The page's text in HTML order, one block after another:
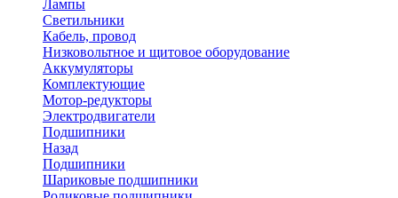
Лампы
Светильники
Кабель, провод
Низковольтное и щитовое оборудование
Аккумуляторы
Комплектующие
Мотор-редукторы
Электродвигатели
Подшипники
Назад
Подшипники
Шариковые подшипники